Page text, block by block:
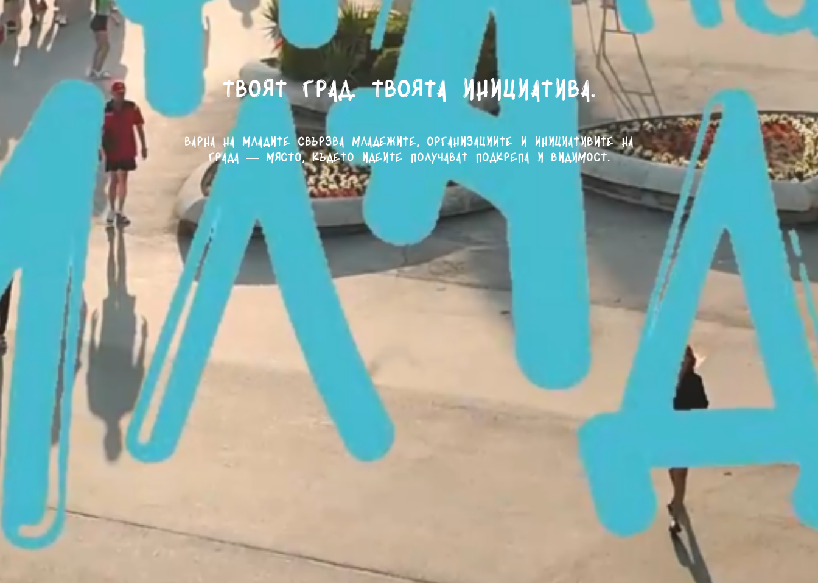
Твоят град. Твоята инициатива.
Варна на младите свързва младежите, организациите и инициативите на
града — място, където идеите получават подкрепа и видимост.